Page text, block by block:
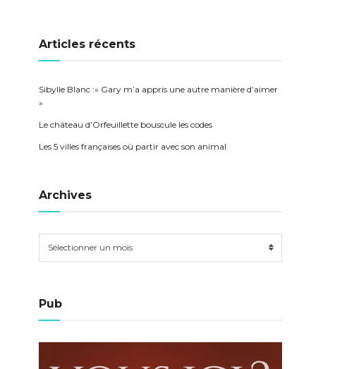
Articles récents
Sibylle Blanc :« Gary m’a appris une autre manière d’aimer
»
Le château d’Orfeuillette bouscule les codes
Les 5 villes françaises où partir avec son animal
Archives
Sélectionner un mois
Pub